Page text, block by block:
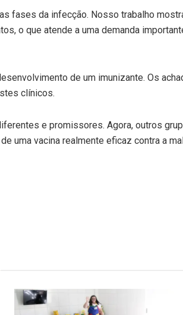
fases da infecção. Nosso trabalho
o que atende a uma demanda
de um imunizante. Os
clínicos.
e promissores. Agora, outros
uma vacina realmente eficaz contra a